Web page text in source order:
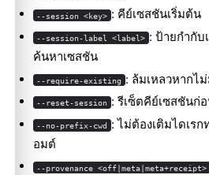
--session <key> : คีย์เซสชันเริ่มต้น
--session-label <label> : ป้ายกำกับ
ค้นหาเซสชัน
--require-existing : ล้มเหลวหากไ
--reset-session : รีเซ็ตคีย์เซสชันก่
--no-prefix-cwd : ไม่ต้องเติมไดเร
อมต์
--provenance <off|meta|meta+receipt>